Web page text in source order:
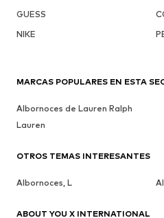
GUESS
NIKE
MARCAS POPULARES EN ESTA
Albornoces de Lauren Ralph
Lauren
OTROS TEMAS INTERESANTES
Albornoces, L
ABOUT YOU X INTERNATIONAL